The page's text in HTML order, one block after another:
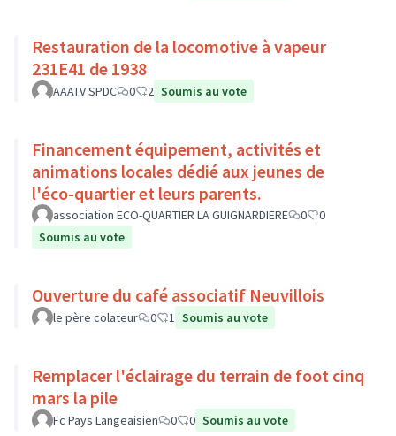
Restauration de la locomotive à vapeur
231E41 de 1938
AAATV SPDC 0 2 Soumis au vote
Financement équipement, activités et
animations locales dédié aux jeunes de
l'éco-quartier et leurs parents.
association ECO-QUARTIER LA GUIGNARDIERE 0
0
Soumis au vote
Ouverture du café associatif Neuvillois
le père colateur 0 1 Soumis au vote
Remplacer l'éclairage du terrain de foot cinq
mars la pile
Fc Pays Langeaisien 0 0 Soumis au vote